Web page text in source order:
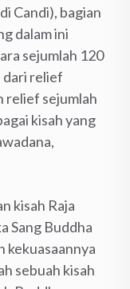
Candi), bagian
dalam ini
sejumlah 120
dari relief
relief sejumlah
kisah yang
kisah Raja
Sang Buddha
kekuasaannya
sebuah kisah